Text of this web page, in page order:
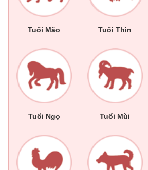
Tuổi Mão Tuổi Thìn
Tuổi Ngọ Tuổi Mùi